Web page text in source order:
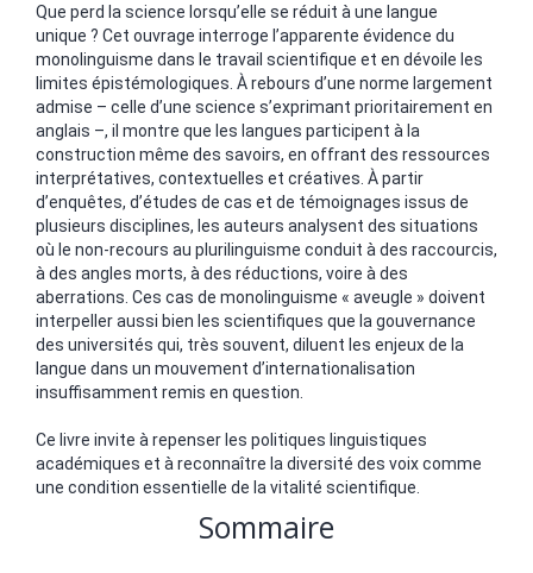
Que perd la science lorsqu’elle se réduit à une langue
unique ? Cet ouvrage interroge l’apparente évidence du
monolinguisme dans le travail scientifique et en dévoile les
limites épistémologiques. À rebours d’une norme largement
admise – celle d’une science s’exprimant prioritairement en
anglais –, il montre que les langues participent à la
construction même des savoirs, en offrant des ressources
interprétatives, contextuelles et créatives. À partir
d’enquêtes, d’études de cas et de témoignages issus de
plusieurs disciplines, les auteurs analysent des situations
où le non-recours au plurilinguisme conduit à des raccourcis,
à des angles morts, à des réductions, voire à des
aberrations. Ces cas de monolinguisme « aveugle » doivent
interpeller aussi bien les scientifiques que la gouvernance
des universités qui, très souvent, diluent les enjeux de la
langue dans un mouvement d’internationalisation
insuffisamment remis en question.
Ce livre invite à repenser les politiques linguistiques
académiques et à reconnaître la diversité des voix comme
une condition essentielle de la vitalité scientifique.
Sommaire